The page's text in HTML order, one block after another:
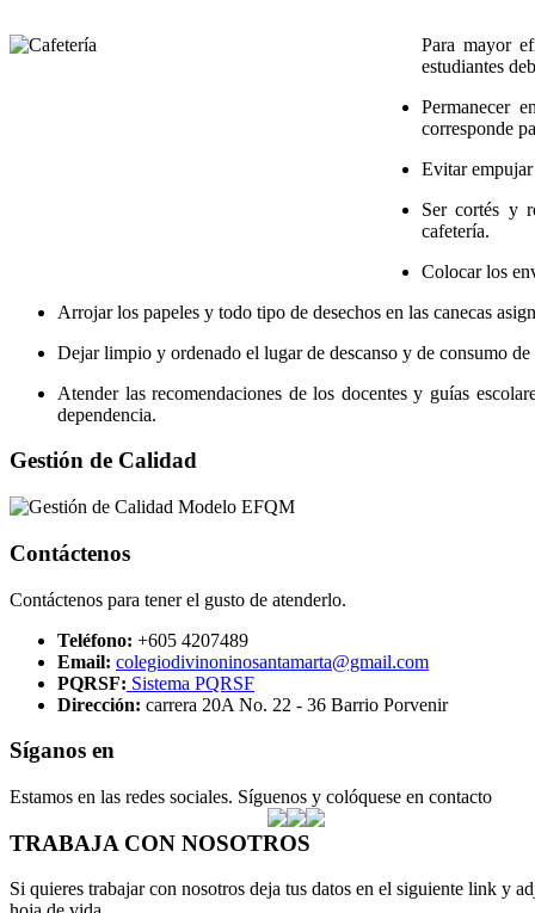
Para mayor
estudiantes
Permanecer
corresponde
Evitar
Ser cortés y
cafetería.
Colocar los
Arrojar los papeles y todo tipo de desechos en las canecas
Dejar limpio y ordenado el lugar de descanso y de consumo de
Atender las recomendaciones de los docentes y guías
dependencia.
Gestión de Calidad
Contáctenos
Contáctenos para tener el gusto de atenderlo.
Teléfono: +605 4207489
Email: colegiodivinoninosantamarta@gmail.com
PQRSF: Sistema PQRSF
Dirección: carrera 20A No. 22 - 36 Barrio Porvenir
Síganos en
Estamos en las redes sociales. Síguenos y colóquese en contacto
TRABAJA CON NOSOTROS
Si quieres trabajar con nosotros deja tus datos en el siguiente link y